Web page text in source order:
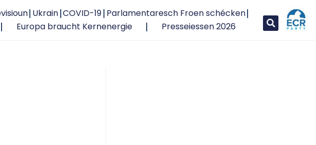
Ukrain COVID-19 Parlamentaresch Froen schécken
Europa braucht Kernenergie Presseiessen 2026